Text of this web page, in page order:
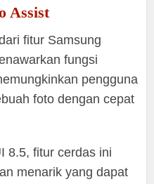
Assist
fitur Samsung
fungsi
pengguna
foto dengan cepat
8.5, fitur cerdas ini
menarik yang dapat